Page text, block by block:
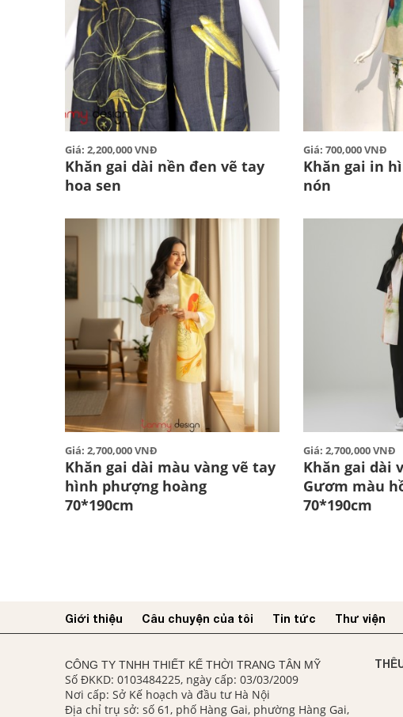
Giá: 2,200,000 VNĐ
Khăn gai dài nền đen vẽ tay
hoa sen
Giá: 700,000 VNĐ
Khăn gai in
nón
Giá: 2,700,000 VNĐ
Khăn gai dài màu vàng vẽ tay
hình phượng hoàng
70*190cm
Giá: 2,700,000 VNĐ
Khăn gai dài
Gươm màu
70*190cm
Giới thiệu Câu chuyện của tôi Tin tức Thư viện
CÔNG TY TNHH THIẾT KẾ THỜI TRANG TÂN MỸ
Số ĐKKD: 0103484225, ngày cấp: 03/03/2009
Nơi cấp: Sở Kế hoạch và đầu tư Hà Nội
Địa chỉ trụ sở: số 61, phố Hàng Gai, phường Hàng Gai,